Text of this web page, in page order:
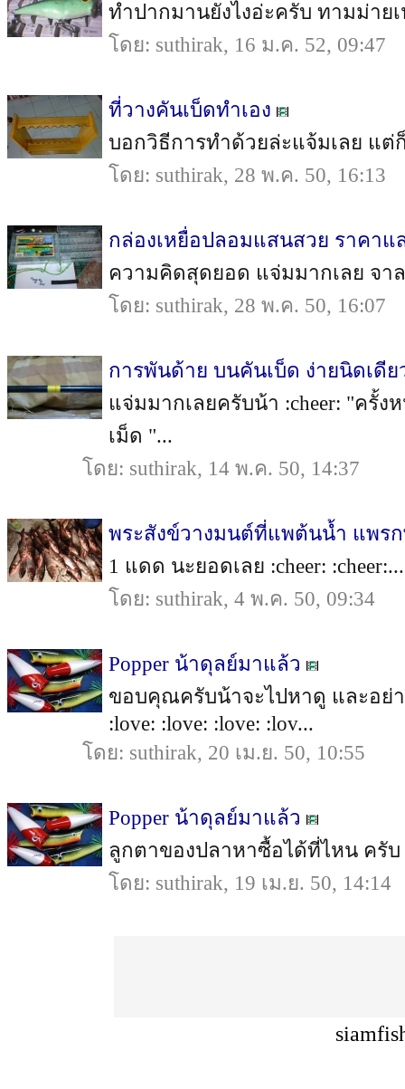
ทำปากมานยังไงอ่ะครับ ทามม่ายเ
โดย: suthirak, 16 ม.ค. 52, 09:47
ที่วางคันเบ็ดทำเอง
บอกวิธีการทำด้วยล่ะแจ้มเลย แต่ก็
โดย: suthirak, 28 พ.ค. 50, 16:13
กล่องเหยื่อปลอมแสนสวย ราคาแ
ความคิดสุดยอด แจ่มมากเลย จาล
โดย: suthirak, 28 พ.ค. 50, 16:07
การพันด้าย บนคันเบ็ด ง่ายนิดเดีย
แจ่มมากเลยครับน้า :cheer: "ครั้
เม็ด "...
โดย: suthirak, 14 พ.ค. 50, 14:37
พระสังข์วางมนต์ที่แพต้นน้ำ แพร
1 แดด นะยอดเลย :cheer: :cheer:...
โดย: suthirak, 4 พ.ค. 50, 09:34
Popper น้าดุลย์มาแล้ว
ขอบคุณครับน้าจะไปหาดู และอย่
:love: :love: :love: :lov...
โดย: suthirak, 20 เม.ย. 50, 10:55
Popper น้าดุลย์มาแล้ว
ลูกตาของปลาหาซื้อได้ที่ไหน ครับ
โดย: suthirak, 19 เม.ย. 50, 14:14